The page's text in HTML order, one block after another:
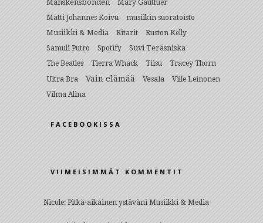
Månskensbonden
Mary Gauthier
Matti Johannes Koivu
musiikin suoratoisto
Musiikki & Media Ritarit
Ruston Kelly
Samuli Putro
Spotify Suvi Teräsniska
The Beatles Tierra Whack Tiisu Tracey Thorn
Ultra Bra Vain elämää Vesala
Ville Leinonen
Vilma Alina
FACEBOOKISSA
VIIMEISIMMÄT KOMMENTIT
Nicole: Pitkä-aikainen ystäväni Musiikki & Media